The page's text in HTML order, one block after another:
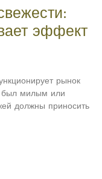
эффект
рынок
был милым или
должны приносить